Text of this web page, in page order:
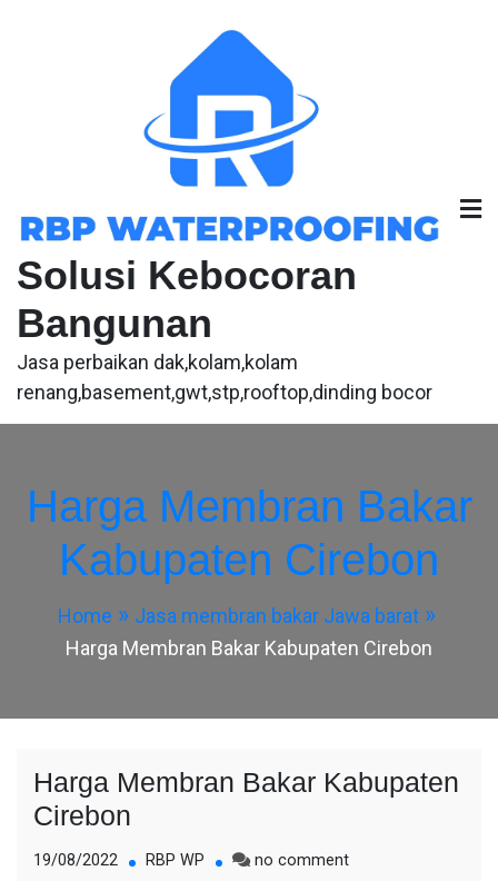
Solusi Kebocoran
Bangunan
Jasa perbaikan dak,kolam,kolam
renang,basement,gwt,stp,rooftop,dinding bocor
Harga Membran Bakar
Kabupaten Cirebon
Home
Jasa membran bakar Jawa barat
Harga Membran Bakar Kabupaten Cirebon
Harga Membran Bakar Kabupaten
Cirebon
19/08/2022 RBP WP no commenton